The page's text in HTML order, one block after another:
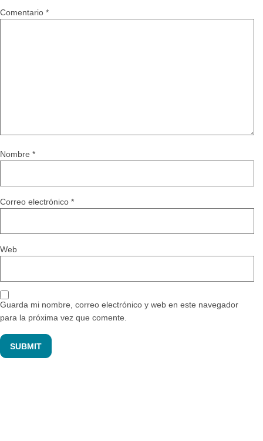
Comentario *
Nombre *
Correo electrónico *
Web
Guarda mi nombre, correo electrónico y web en este navegador
para la próxima vez que comente.